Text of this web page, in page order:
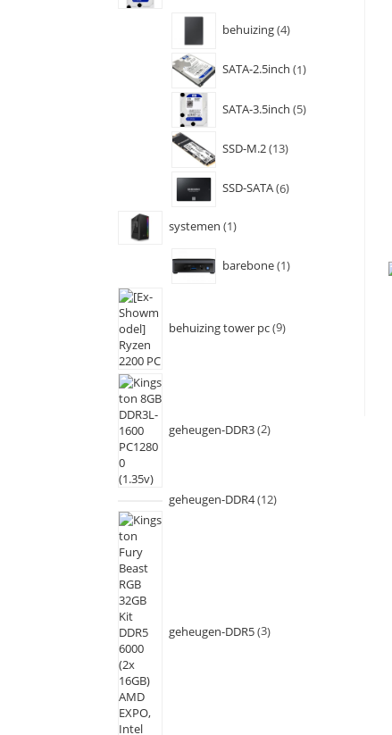
behuizing 4
SATA-2.5inch 1
SATA-3.5inch 5
SSD-M.2 13
SSD-SATA 6
systemen 1
barebone 1
behuizing tower pc 9
geheugen-DDR3 2
geheugen-DDR4 12
geheugen-DDR5 3